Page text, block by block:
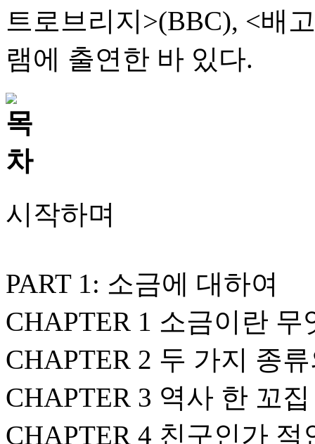
트로브리지>(BBC), <배
램에 출연한 바 있다.
시작하며
PART 1: 소금에 대하여
CHAPTER 1 소금이란 무
CHAPTER 2 두 가지 종
CHAPTER 3 역사 한 꼬집
CHAPTER 4 친구인가 적